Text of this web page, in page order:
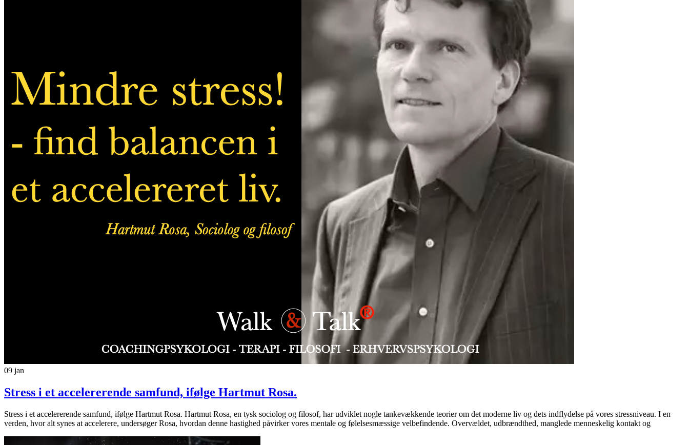
09 jan
Stress i et accelererende samfund, ifølge Hartmut Rosa.
Stress i et accelererende samfund, ifølge Hartmut Rosa. Hartmut Rosa, en tysk sociolog og filosof, har udviklet nogle tankevækkende teorier om det moderne liv og dets indflydelse på vores stressniveau. I en
verden, hvor alt synes at accelerere, undersøger Rosa, hvordan denne hastighed påvirker vores mentale og følelsesmæssige velbefindende. Overvældet, udbrændthed, manglede menneskelig kontakt og